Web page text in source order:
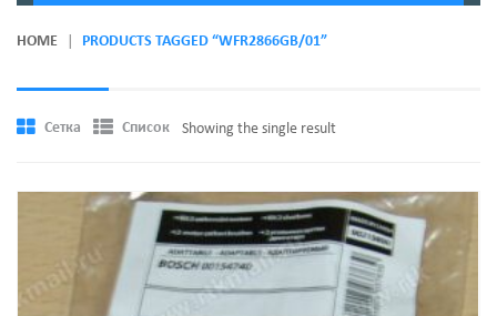
ГЛАВНАЯ
О КОМПАНИИ
КОНТАКТЫ
HOME PRODUCTS TAGGED “WFR2866GB/01”
Сетка Список Showing the single result